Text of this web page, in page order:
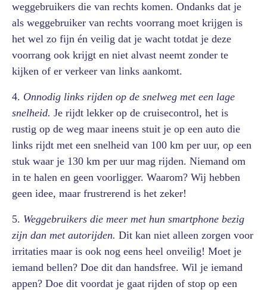
weggebruikers die van rechts komen. Ondanks dat je
als weggebruiker van rechts voorrang moet krijgen is
het wel zo fijn én veilig dat je wacht totdat je deze
voorrang ook krijgt en niet alvast neemt zonder te
kijken of er verkeer van links aankomt.
4. Onnodig links rijden op de snelweg met een lage
snelheid. Je rijdt lekker op de cruisecontrol, het is
rustig op de weg maar ineens stuit je op een auto die
links rijdt met een snelheid van 100 km per uur, op een
stuk waar je 130 km per uur mag rijden. Niemand om
in te halen en geen voorligger. Waarom? Wij hebben
geen idee, maar frustrerend is het zeker!
5. Weggebruikers die meer met hun smartphone bezig
zijn dan met autorijden. Dit kan niet alleen zorgen voor
irritaties maar is ook nog eens heel onveilig! Moet je
iemand bellen? Doe dit dan handsfree. Wil je iemand
appen? Doe dit voordat je gaat rijden of stop op een